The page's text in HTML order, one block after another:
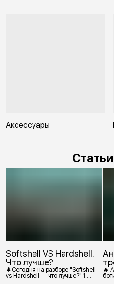
Аксессуары
Статьи
Softshell VS Hardshell.
Что лучше?
🌲Сегодня на разборе "Softshell
vs Hardshell — что лучше?" 1.
🔥